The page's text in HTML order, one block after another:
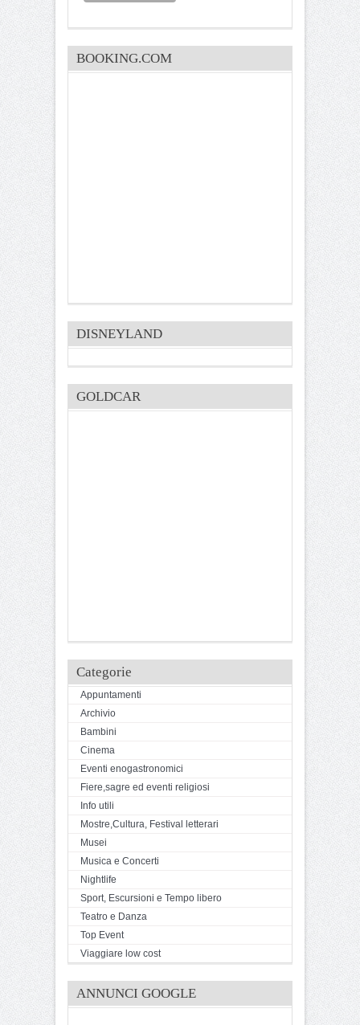
BOOKING.COM
DISNEYLAND
GOLDCAR
Categorie
Appuntamenti
Archivio
Bambini
Cinema
Eventi enogastronomici
Fiere,sagre ed eventi religiosi
Info utili
Mostre,Cultura, Festival letterari
Musei
Musica e Concerti
Nightlife
Sport, Escursioni e Tempo libero
Teatro e Danza
Top Event
Viaggiare low cost
ANNUNCI GOOGLE